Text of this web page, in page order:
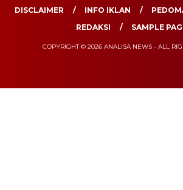
DISCLAIMER INFO IKLAN
REDAKSI
SAMPLE
COPYRIGHT © 2026 ANALISA NEWS - ALL